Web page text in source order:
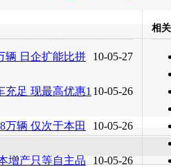
转发至：
10-05-27
辆 日企扩能比拼
10-05-26
充足 现最高优惠1
10-05-26
万辆 仅次于本田
10-05-26
增产只等自主品
相